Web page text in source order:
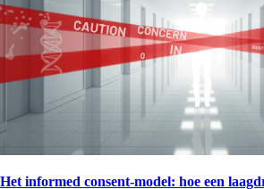
Het informed consent-model: hoe een